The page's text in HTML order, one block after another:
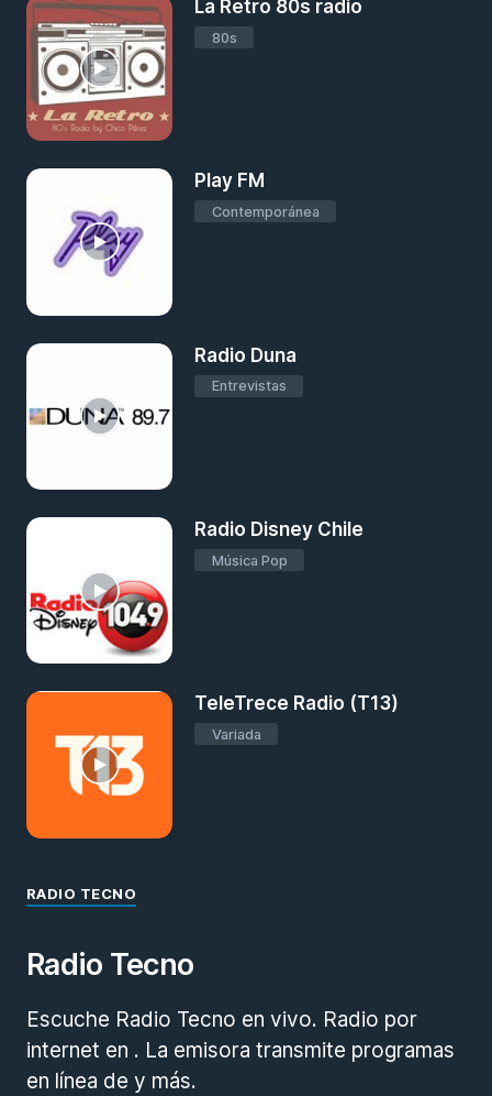
La Retro 80s radio
80s
Play FM
Contemporánea
Radio Duna
Entrevistas
Radio Disney Chile
Música Pop
TeleTrece Radio (T13)
Variada
RADIO TECNO
Radio Tecno
Escuche Radio Tecno en vivo. Radio por
internet en . La emisora transmite programas
en línea de y más.